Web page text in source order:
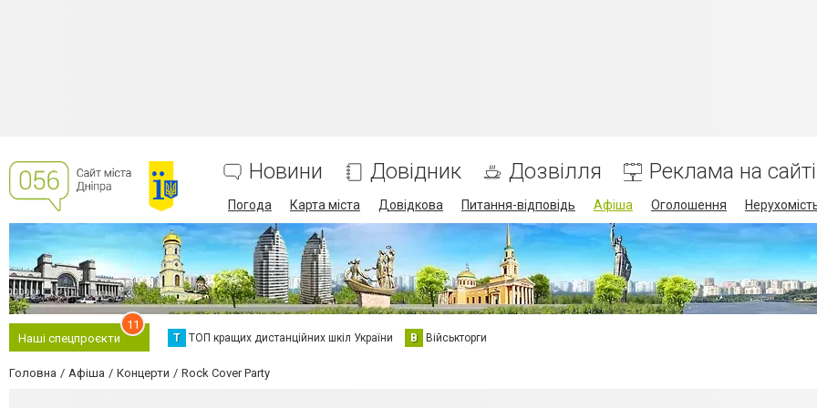
Новини Довідник Дозвілля Реклама на сайті
Погода Карта міста Довідкова Питання-відповідь Афіша Оголошення
Наші спецпроєкти
11
Т ТОП кращих дистанційних шкіл України В Військторги
Головна Афіша Концерти Rock Cover Party